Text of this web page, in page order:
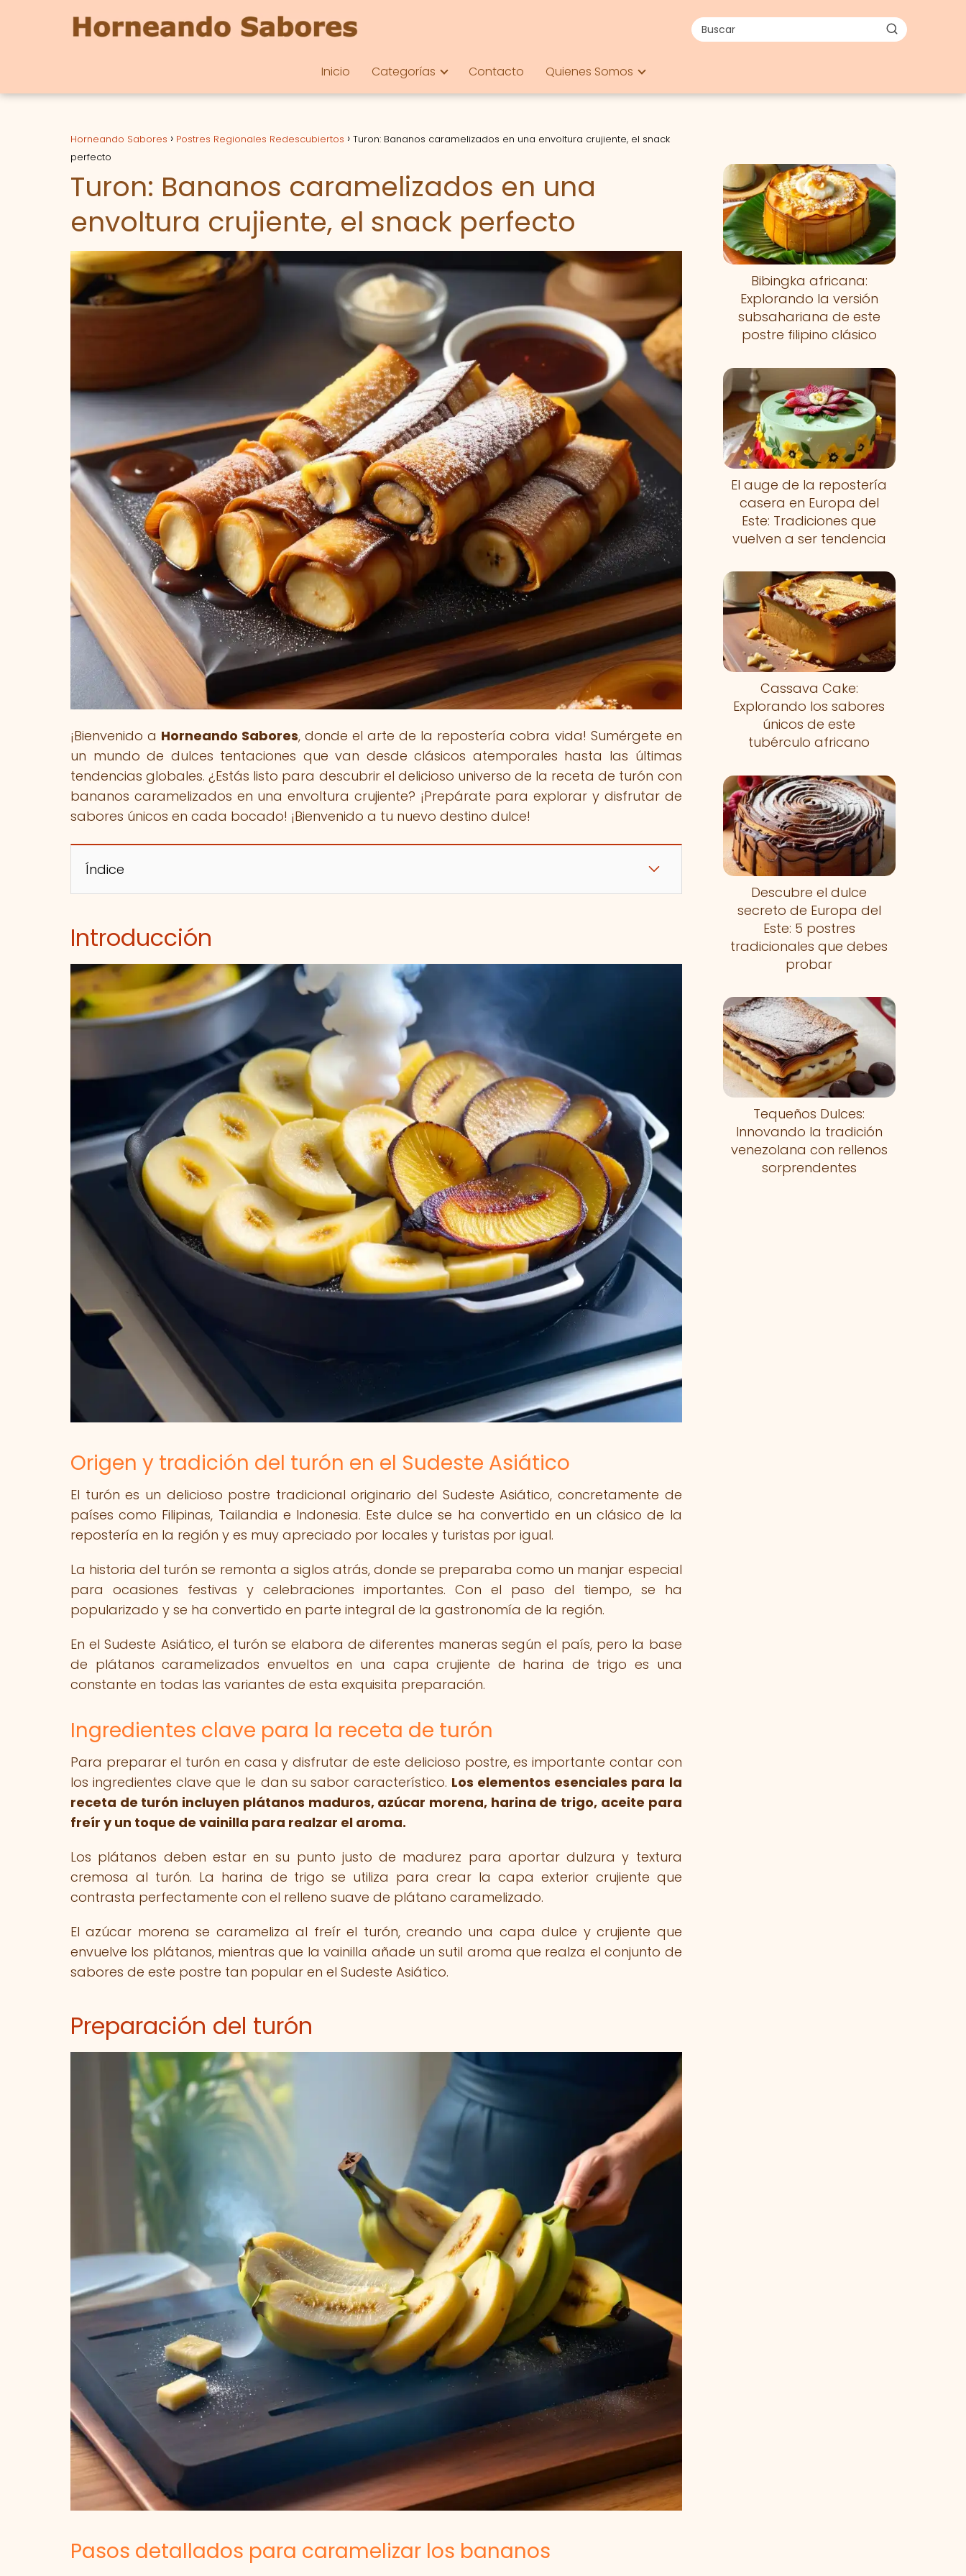
Inicio Categorías Contacto Quienes Somos
Horneando Sabores Postres Regionales Redescubiertos
Turon: Bananos caramelizados en una envoltura crujiente, el snack
perfecto
Turon: Bananos caramelizados en una
envoltura crujiente, el snack perfecto
¡Bienvenido a Horneando Sabores, donde el arte de la repostería cobra vida! Sumérgete en
un mundo de dulces tentaciones que van desde clásicos atemporales hasta las últimas
tendencias globales. ¿Estás listo para descubrir el delicioso universo de la receta de turón con
bananos caramelizados en una envoltura crujiente? ¡Prepárate para explorar y disfrutar de
sabores únicos en cada bocado! ¡Bienvenido a tu nuevo destino dulce!
Índice
Introducción
Origen y tradición del turón en el Sudeste Asiático
El turón es un delicioso postre tradicional originario del Sudeste Asiático, concretamente de
países como Filipinas, Tailandia e Indonesia. Este dulce se ha convertido en un clásico de la
repostería en la región y es muy apreciado por locales y turistas por igual.
La historia del turón se remonta a siglos atrás, donde se preparaba como un manjar especial
para ocasiones festivas y celebraciones importantes. Con el paso del tiempo, se ha
popularizado y se ha convertido en parte integral de la gastronomía de la región.
En el Sudeste Asiático, el turón se elabora de diferentes maneras según el país, pero la base
de plátanos caramelizados envueltos en una capa crujiente de harina de trigo es una
constante en todas las variantes de esta exquisita preparación.
Ingredientes clave para la receta de turón
Para preparar el turón en casa y disfrutar de este delicioso postre, es importante contar con
los ingredientes clave que le dan su sabor característico. Los elementos esenciales para la
receta de turón incluyen plátanos maduros, azúcar morena, harina de trigo, aceite para
freír y un toque de vainilla para realzar el aroma.
Los plátanos deben estar en su punto justo de madurez para aportar dulzura y textura
cremosa al turón. La harina de trigo se utiliza para crear la capa exterior crujiente que
contrasta perfectamente con el relleno suave de plátano caramelizado.
El azúcar morena se carameliza al freír el turón, creando una capa dulce y crujiente que
envuelve los plátanos, mientras que la vainilla añade un sutil aroma que realza el conjunto de
sabores de este postre tan popular en el Sudeste Asiático.
Preparación del turón
Pasos detallados para caramelizar los bananos
Bibingka africana:
Explorando la versión
subsahariana de este
postre filipino clásico
El auge de la repostería
casera en Europa del
Este: Tradiciones que
vuelven a ser tendencia
Cassava Cake:
Explorando los sabores
únicos de este
tubérculo africano
Descubre el dulce
secreto de Europa del
Este: 5 postres
tradicionales que debes
probar
Tequeños Dulces:
Innovando la tradición
venezolana con rellenos
sorprendentes